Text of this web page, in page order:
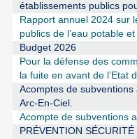
établissements publics
Rapport annuel 2024 sur
publics de l’eau potable
Budget 2026
Pour la défense des
la fuite en avant de l’Etat
Acomptes de
Arc-En-Ciel.
Acompte de subventions
PRÉVENTION